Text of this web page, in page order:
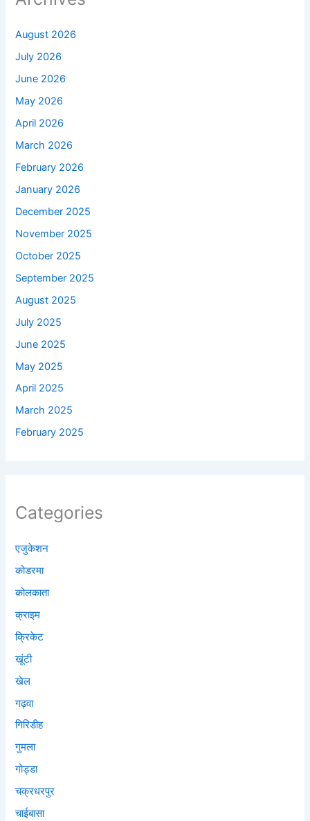
August 2026
July 2026
June 2026
May 2026
April 2026
March 2026
February 2026
January 2026
December 2025
November 2025
October 2025
September 2025
August 2025
July 2025
June 2025
May 2025
April 2025
March 2025
February 2025
Categories
एजुकेशन
कोडरमा
कोलकाता
क्राइम
क्रिकेट
खूंटी
खेल
गढ़वा
गिरिडीह
गुमला
गोड्डा
चक्रधरपुर
चाईबासा